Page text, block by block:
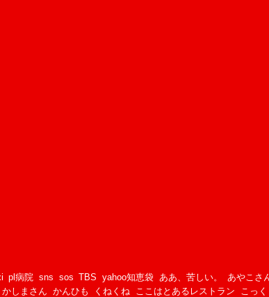
pl病院 sns sos TBS yahoo知恵袋 ああ、苦しい。 あやこさ
かしまさん かんひも くねくね ここはとあるレストラン こっ